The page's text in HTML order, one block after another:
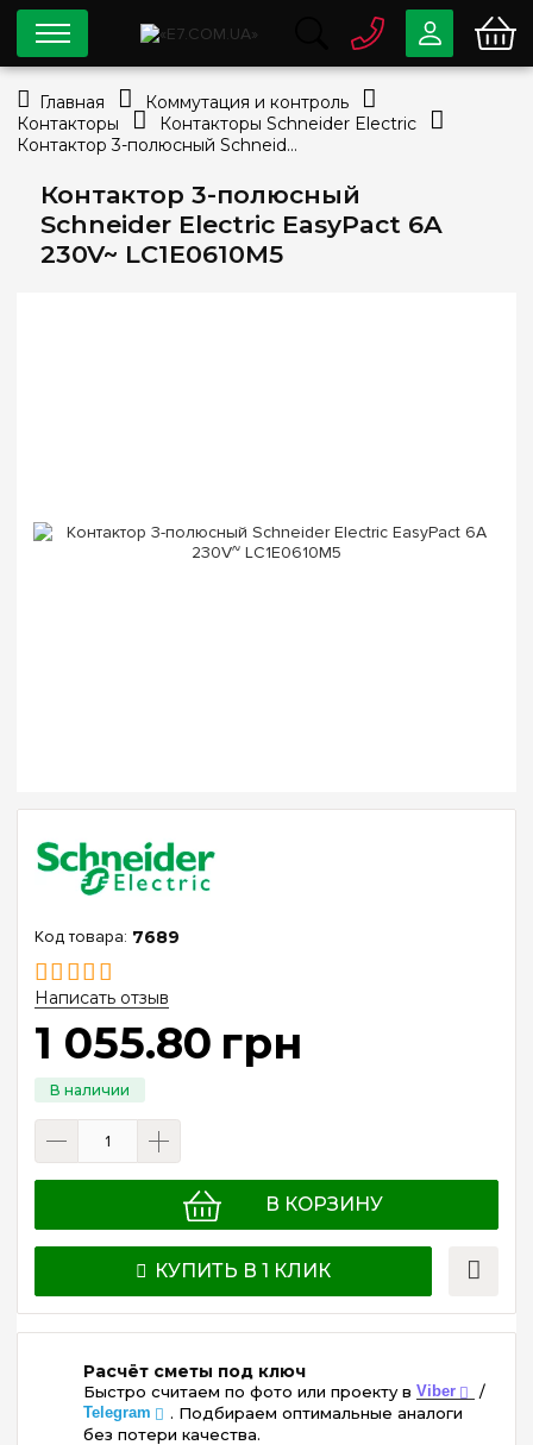
Контактор 3-полюсный
Schneider Electric EasyPact 6A
230V~ LC1E0610M5
7689
Написать отзыв
1 055.80 грн
В КОРЗИНУ
КУПИТЬ В 1 КЛИК
Расчёт сметы под ключ
Быстро считаем по фото или проекту в Viber /
Telegram
. Подбираем оптимальные аналоги
без потери качества.
0 80033-63-07
info@e7.com.ua
Viber Telegram
Главная
Коммутация и контроль
Контакторы
Контакторы Schneider Electric
Контактор 3-полюсный Schneider Electric EasyPact 6A 230V~ LC1E0610M5